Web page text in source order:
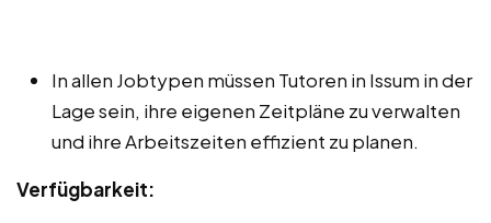
In allen Jobtypen müssen Tutoren in Issum in der
Lage sein, ihre eigenen Zeitpläne zu verwalten
und ihre Arbeitszeiten effizient zu planen.
Verfügbarkeit: